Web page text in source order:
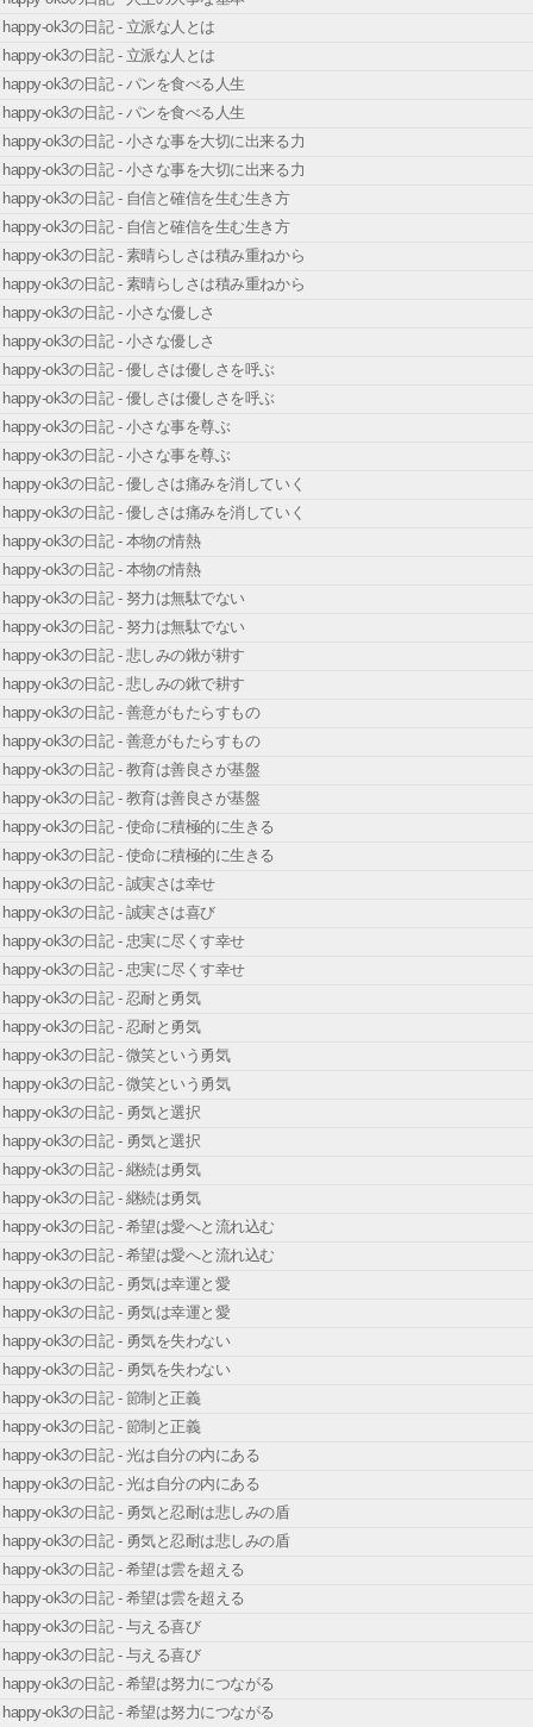
happy-ok3の日記 - 立派な人とは
happy-ok3の日記 - 立派な人とは
happy-ok3の日記 - パンを食べる人生
happy-ok3の日記 - パンを食べる人生
happy-ok3の日記 - 小さな事を大切に出来る力
happy-ok3の日記 - 小さな事を大切に出来る力
happy-ok3の日記 - 自信と確信を生む生き方
happy-ok3の日記 - 自信と確信を生む生き方
happy-ok3の日記 - 素晴らしさは積み重ねから
happy-ok3の日記 - 素晴らしさは積み重ねから
happy-ok3の日記 - 小さな優しさ
happy-ok3の日記 - 小さな優しさ
happy-ok3の日記 - 優しさは優しさを呼ぶ
happy-ok3の日記 - 優しさは優しさを呼ぶ
happy-ok3の日記 - 小さな事を尊ぶ
happy-ok3の日記 - 小さな事を尊ぶ
happy-ok3の日記 - 優しさは痛みを消していく
happy-ok3の日記 - 優しさは痛みを消していく
happy-ok3の日記 - 本物の情熱
happy-ok3の日記 - 本物の情熱
happy-ok3の日記 - 努力は無駄でない
happy-ok3の日記 - 努力は無駄でない
happy-ok3の日記 - 悲しみの鍬が耕す
happy-ok3の日記 - 悲しみの鍬で耕す
happy-ok3の日記 - 善意がもたらすもの
happy-ok3の日記 - 善意がもたらすもの
happy-ok3の日記 - 教育は善良さが基盤
happy-ok3の日記 - 教育は善良さが基盤
happy-ok3の日記 - 使命に積極的に生きる
happy-ok3の日記 - 使命に積極的に生きる
happy-ok3の日記 - 誠実さは幸せ
happy-ok3の日記 - 誠実さは喜び
happy-ok3の日記 - 忠実に尽くす幸せ
happy-ok3の日記 - 忠実に尽くす幸せ
happy-ok3の日記 - 忍耐と勇気
happy-ok3の日記 - 忍耐と勇気
happy-ok3の日記 - 微笑という勇気
happy-ok3の日記 - 微笑という勇気
happy-ok3の日記 - 勇気と選択
happy-ok3の日記 - 勇気と選択
happy-ok3の日記 - 継続は勇気
happy-ok3の日記 - 継続は勇気
happy-ok3の日記 - 希望は愛へと流れ込む
happy-ok3の日記 - 希望は愛へと流れ込む
happy-ok3の日記 - 勇気は幸運と愛
happy-ok3の日記 - 勇気は幸運と愛
happy-ok3の日記 - 勇気を失わない
happy-ok3の日記 - 勇気を失わない
happy-ok3の日記 - 節制と正義
happy-ok3の日記 - 節制と正義
happy-ok3の日記 - 光は自分の内にある
happy-ok3の日記 - 光は自分の内にある
happy-ok3の日記 - 勇気と忍耐は悲しみの盾
happy-ok3の日記 - 勇気と忍耐は悲しみの盾
happy-ok3の日記 - 希望は雲を超える
happy-ok3の日記 - 希望は雲を超える
happy-ok3の日記 - 与える喜び
happy-ok3の日記 - 与える喜び
happy-ok3の日記 - 希望は努力につながる
happy-ok3の日記 - 希望は努力につながる